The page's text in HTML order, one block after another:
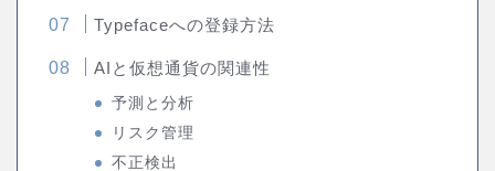
Typefaceへの登録方法
AIと仮想通貨の関連性
予測と分析
リスク管理
不正検出